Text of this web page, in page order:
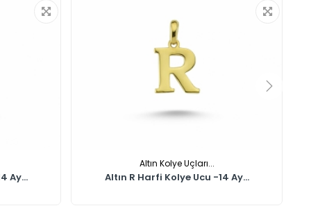
Ay...
Altın Kolye Uçları...
Altın R Harfi Kolye Ucu -14 Ay...